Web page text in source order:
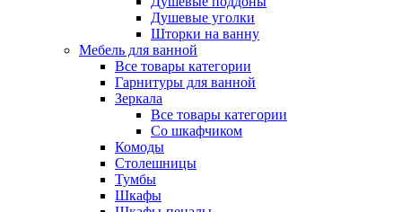
Душевые уголки
Шторки на ванну
Мебель для ванной
Все товары категории
Гарнитуры для ванной
Зеркала
Все товары категории
Со шкафчиком
Комоды
Столешницы
Тумбы
Шкафы